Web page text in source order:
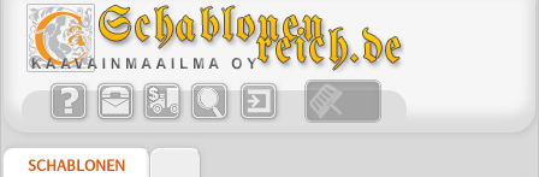
SCHABLONEN